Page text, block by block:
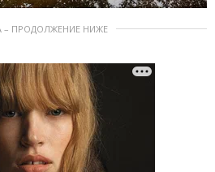
– ПРОДОЛЖЕНИЕ НИЖЕ